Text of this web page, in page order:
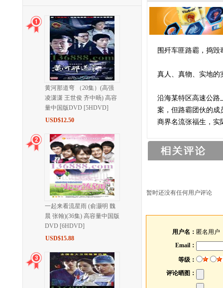
黄河那道弯 （20集）(高强
凌潇潇 王世俊 齐中旸) 高容
量中国版DVD [5HDVD]
USD$12.50
一起来看流星雨 (俞灏明 魏
晨 张翰)(36集) 高容量中国版
DVD [6HDVD]
USD$15.88
围歼车匪路霸，捣
真人、真物、实地的
沿海某特区高速公路
案，但路霸团伙的成
商界名流张福生，
暂时还没有任何用户评论
用户名： 匿名用户
Email：
等级：
评论晒图：